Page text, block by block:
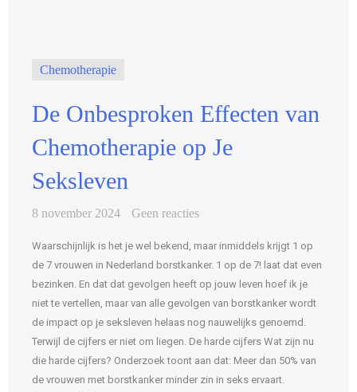
Chemotherapie
De Onbesproken Effecten van
Chemotherapie op Je
Seksleven
8 november 2024 Geen reacties
Waarschijnlijk is het je wel bekend, maar inmiddels krijgt 1 op
de 7 vrouwen in Nederland borstkanker. 1 op de 7! laat dat even
bezinken. En dat dat gevolgen heeft op jouw leven hoef ik je
niet te vertellen, maar van alle gevolgen van borstkanker wordt
de impact op je seksleven helaas nog nauwelijks genoemd.
Terwijl de cijfers er niet om liegen. De harde cijfers Wat zijn nu
die harde cijfers? Onderzoek toont aan dat: Meer dan 50% van
de vrouwen met borstkanker minder zin in seks ervaart.